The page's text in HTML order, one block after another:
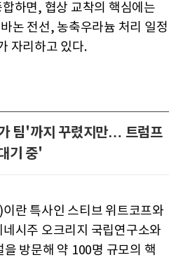
하면, 협상 교착의 핵심에는
논 전선, 농축우라늄 처리 일정
자리하고 있다.
팀'까지 꾸렸지만… 트럼프
기 중'
란 특사인 스티브 위트코프와
시주 오크리지 국립연구소와
방문해 약 100명 규모의 핵